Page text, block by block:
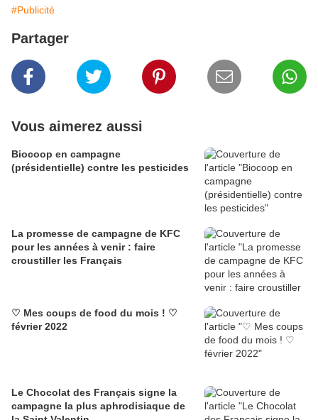
#Publicité
Partager
Vous aimerez aussi
Biocoop en campagne
(présidentielle) contre les pesticides
La promesse de campagne de KFC
pour les années à venir : faire
croustiller les Français
♡ Mes coups de food du mois ! ♡
février 2022
Le Chocolat des Français signe la
campagne la plus aphrodisiaque de